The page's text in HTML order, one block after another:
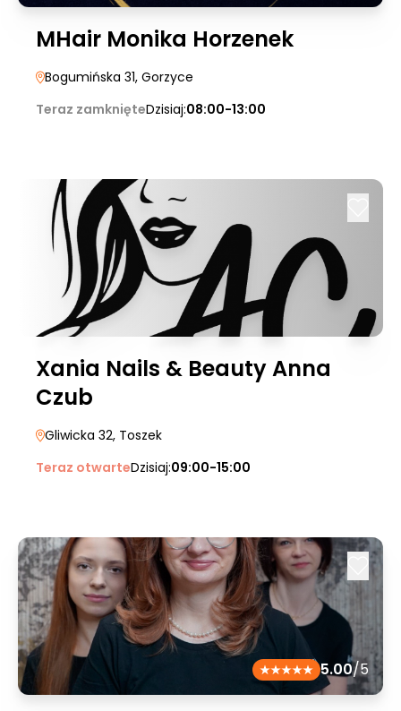
MHair Monika Horzenek
Bogumińska 31, Gorzyce
Teraz zamknięteDzisiaj:08:00-13:00
Xania Nails & Beauty Anna
Czub
Gliwicka 32, Toszek
Teraz otwarteDzisiaj:09:00-15:00
5.00/5